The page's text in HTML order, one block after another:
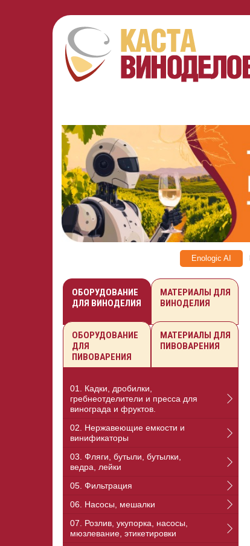
Enologic AI
ОБОРУДОВАНИЕ
ДЛЯ ВИНОДЕЛИЯ
МАТЕРИАЛЫ ДЛЯ
ВИНОДЕЛИЯ
ОБОРУДОВАНИЕ
ДЛЯ
ПИВОВАРЕНИЯ
МАТЕРИАЛЫ ДЛЯ
ПИВОВАРЕНИЯ
01. Кадки, дробилки,
гребнеотделители и пресса для
винограда и фруктов.
02. Нержавеющие емкости и
винификаторы
03. Фляги, бутыли, бутылки,
ведра, лейки
05. Фильтрация
06. Насосы, мешалки
07. Розлив, укупорка, насосы,
мюзлевание, этикетировки